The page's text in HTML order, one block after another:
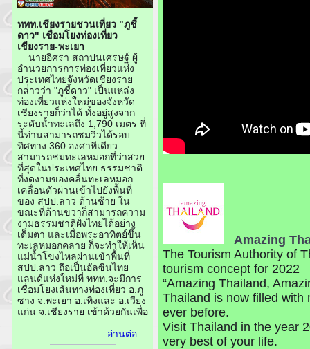
ททท.เชียงรายชวนเที่ยว "ภูชี้
ดาว" เชื่อมโยงท่องเที่ยว
เชียงราย-พะเยา
นายอิศรา สถาปนเศรษฐ์ ผู้
อำนวยการการท่องเที่ยวแห่ง
ประเทศไทยจังหวัดเชียงราย
กล่่าวว่า "ภูชี้ดาว" เป็นแหล่ง
ท่องเที่ยวแห่งใหม่ของจังหวัด
เชียงรายก็ว่าได้ ทั้งอยู่สูงจาก
ระดับน้ำทะเลถึง 1,790 เมตร ที่
นี้ท่านสามารถชมวิวได้รอบ
ทิศทาง 360 องศาทีเดียว
สามารถชมทะเลหมอกที่ว่าสวย
ที่สุดในประเทศไทย ธรรมชาติ
ที่งดงามของคลื่นทะเลหมอก
เคลื่อนตัวผ่านเข้าไปยังพื้นที่
ของ สปป.ลาว ด้านซ้าย ใน
ขณะที่ด้านขวาก็สามารถความ
งามธรรมชาติฝั่งไทยได้อย่าง
เต็มตา และเมื่อพระอาทิตย์ขึ้น
ทะเลหมอกคลาย ก็จะทำให้เห็น
แม่น้ำโขงไหลผ่านเข้าพื้นที่
สปป.ลาว ถือเป็นอัลซีนไทย
แลนด์แห่งใหม่ที่ ททท.จะมีการ
เชื่อมโยงเส้นทางท่องเที่ยว อ.ภู
ซาง จ.พะเยา อ.เทิงและ อ.เวียง
แก่น จ.เชียงราย เข้าด้วยกันเพื่อ
...
อ่านต่อ....
Amazing
The Tourism Authority of
tourism concept for 2022
“Amazing Thailand,
Thailand is now filled with
ever before.
Visit Thailand in the year
very best of your life.